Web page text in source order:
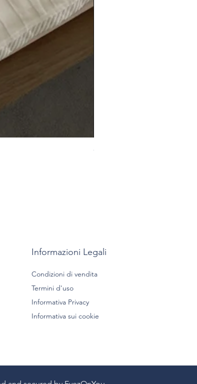
Coprimaterasso Termico
Informazioni Legali
Condizioni di vendita
Termini d'uso
Informativa Privacy
Informativa sui cookie